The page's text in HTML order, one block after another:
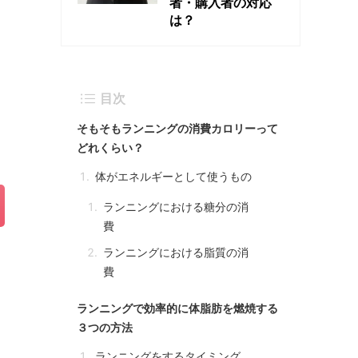
は？
目次
そもそもランニングの消費カロリーって
どれくらい？
体がエネルギーとして使うもの
ランニングにおける糖分の消
費
ランニングにおける脂質の消
費
ランニングで効率的に体脂肪を燃焼する
３つの方法